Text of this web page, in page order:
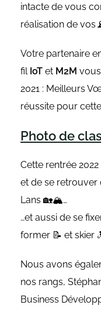
intacte de vous
réalisation de
Votre partenaire
fil IoT et M2M
2021 : Meilleurs
réussite pour
Photo de
Cette rentrée
et de se retrouver
Lans 🏡🏔…
…et aussi de se
former 📝 et skier
Nous avons
nos rangs,
Business